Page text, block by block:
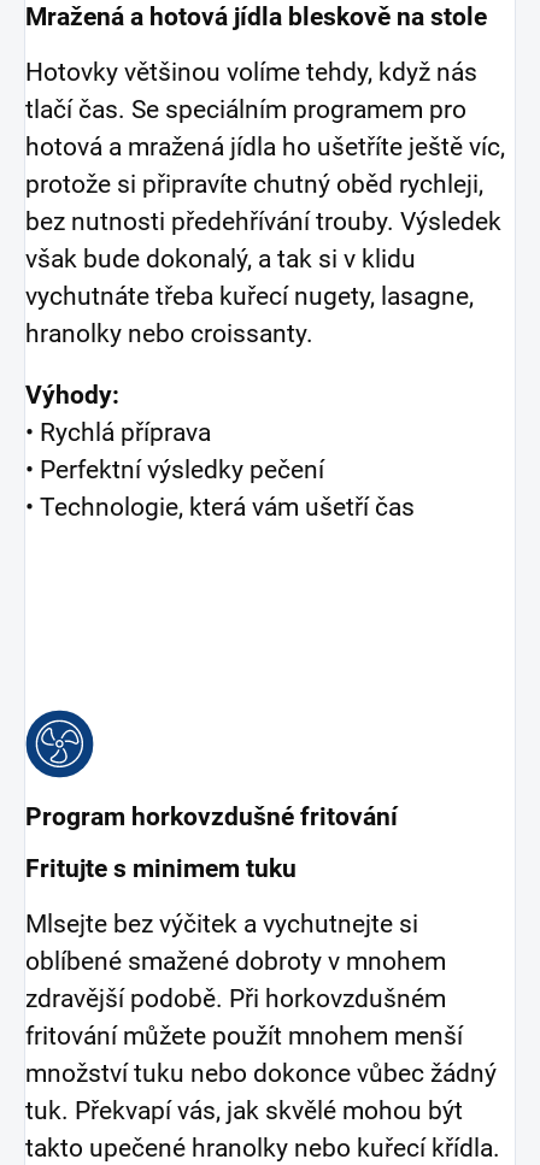
Mražená a hotová jídla bleskově na stole
Hotovky většinou volíme tehdy, když nás
tlačí čas. Se speciálním programem pro
hotová a mražená jídla ho ušetříte ještě víc,
protože si připravíte chutný oběd rychleji,
bez nutnosti předehřívání trouby. Výsledek
však bude dokonalý, a tak si v klidu
vychutnáte třeba kuřecí nugety, lasagne,
hranolky nebo croissanty.
Výhody:
• Rychlá příprava
• Perfektní výsledky pečení
• Technologie, která vám ušetří čas
Program horkovzdušné fritování
Fritujte s minimem tuku
Mlsejte bez výčitek a vychutnejte si
oblíbené smažené dobroty v mnohem
zdravější podobě. Při horkovzdušném
fritování můžete použít mnohem menší
množství tuku nebo dokonce vůbec žádný
tuk. Překvapí vás, jak skvělé mohou být
takto upečené hranolky nebo kuřecí křídla.